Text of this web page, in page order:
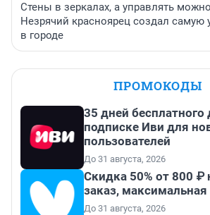
Стены в зеркалах, а управлять
Незрячий красноярец создал самую
в городе
ПРОМОКОДЫ
35 дней бесплатного
подписке Иви для
пользователей
До 31 августа, 2026
Скидка 50% от 800 ₽
заказ,
До 31 августа, 2026